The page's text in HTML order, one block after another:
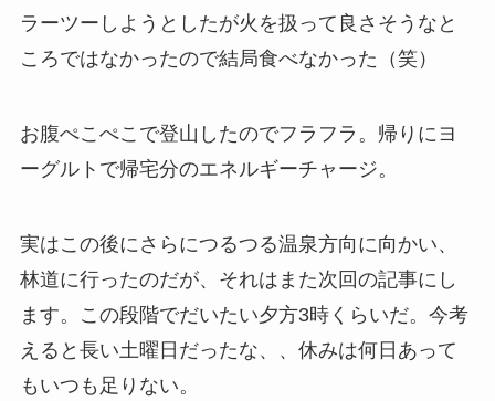
ラーツーしようとしたが火を扱って良さそうなと
ころではなかったので結局食べなかった（笑）
お腹ぺこぺこで登山したのでフラフラ。帰りにヨ
ーグルトで帰宅分のエネルギーチャージ。
実はこの後にさらにつるつる温泉方向に向かい、
林道に行ったのだが、それはまた次回の記事にし
ます。この段階でだいたい夕方3時くらいだ。今考
えると長い土曜日だったな、、休みは何日あって
もいつも足りない。